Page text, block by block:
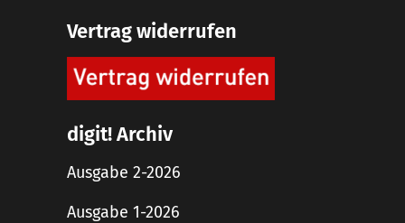
Vertrag widerrufen
digit! Archiv
Ausgabe 2-2026
Ausgabe 1-2026